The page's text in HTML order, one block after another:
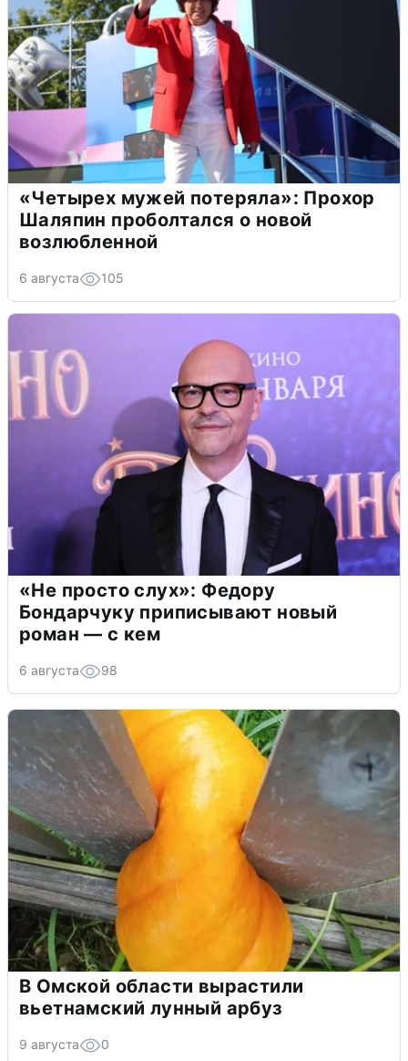
«Четырех мужей потеряла»: Прохор
Шаляпин проболтался о новой
возлюбленной
6 августа 105
«Не просто слух»: Федору
Бондарчуку приписывают новый
роман — с кем
6 августа 98
В Омской области вырастили
вьетнамский лунный арбуз
9 августа 0